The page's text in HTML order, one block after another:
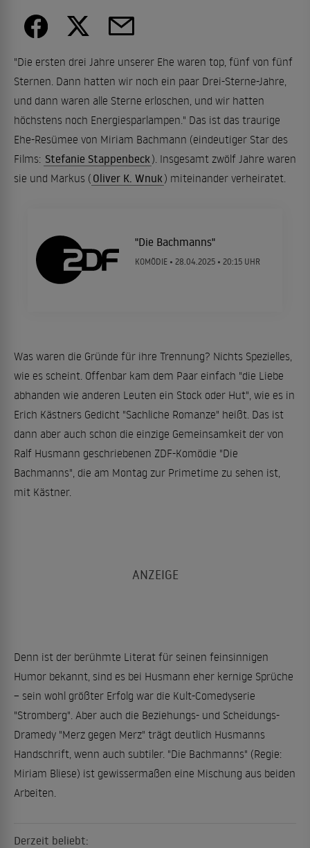
"Die ersten drei Jahre unserer Ehe waren top, fünf von fünf
Sternen. Dann hatten wir noch ein paar Drei-Sterne-Jahre,
und dann waren alle Sterne erloschen, und wir hatten
höchstens noch Energiesparlampen." Das ist das traurige
Ehe-Resümee von Miriam Bachmann (eindeutiger Star des
Films: Stefanie Stappenbeck ). Insgesamt zwölf Jahre waren
sie und Markus ( Oliver K. Wnuk ) miteinander verheiratet.
"Die Bachmanns"
KOMÖDIE •28.04.2025 • 20:15 UHR
Was waren die Gründe für ihre Trennung? Nichts Spezielles,
wie es scheint. Offenbar kam dem Paar einfach "die Liebe
abhanden wie anderen Leuten ein Stock oder Hut", wie es in
Erich Kästners Gedicht "Sachliche Romanze" heißt. Das ist
dann aber auch schon die einzige Gemeinsamkeit der von
Ralf Husmann geschriebenen ZDF-Komödie "Die
Bachmanns", die am Montag zur Primetime zu sehen ist,
mit Kästner.
Denn ist der berühmte Literat für seinen feinsinnigen
Humor bekannt, sind es bei Husmann eher kernige Sprüche
– sein wohl größter Erfolg war die Kult-Comedyserie
"Stromberg". Aber auch die Beziehungs- und Scheidungs-
Dramedy "Merz gegen Merz" trägt deutlich Husmanns
Handschrift, wenn auch subtiler. "Die Bachmanns" (Regie:
Miriam Bliese) ist gewissermaßen eine Mischung aus beiden
Arbeiten.
Derzeit beliebt: